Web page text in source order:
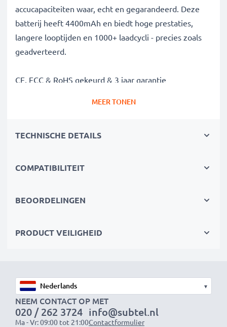
accucapaciteiten waar, echt en gegarandeerd. Deze
batterij heeft 4400mAh en biedt hoge prestaties,
langere looptijden en 1000+ laadcycli - precies zoals
geadverteerd.
CE, FCC & RoHS gekeurd & 3 jaar garantie
kortsluiting, oververhitting en overspanning. Als
vervangende accus voor hoge kwaliteit en
goedkopere, milieuvriendelijkere keuze - verminder
Bestel nu!
MEER TONEN
TECHNISCHE DETAILS
COMPATIBILITEIT
BEOORDELINGEN
PRODUCT VEILIGHEID
▾
NEEM CONTACT OP MET
020 / 262 3724
Ma - Vr: 09:00 tot 21:00
info@subtel.nl
Contactformulier